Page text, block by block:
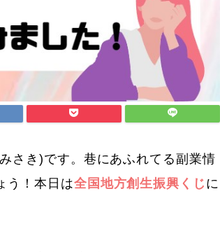
さき)です。巷にあふれてる副業情
う！本日は全国地方創生振興くじ に